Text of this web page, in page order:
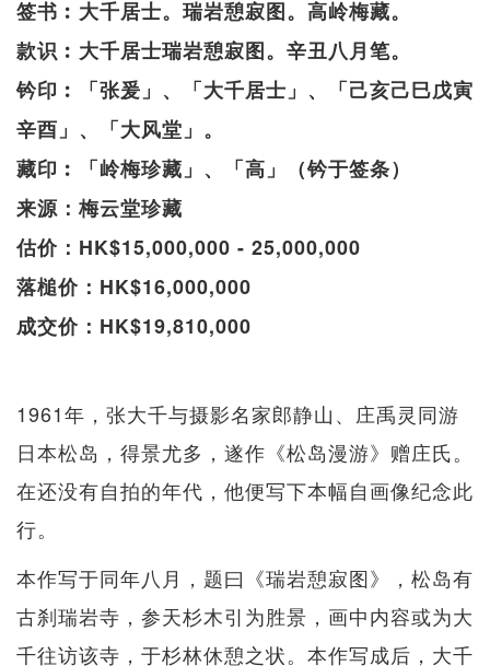
签书︰大千居士。瑞岩憩寂图。高岭梅藏。
款识︰大千居士瑞岩憩寂图。辛丑八月笔。
钤印︰「张爰」、「大千居士」、「己亥己巳戊寅
辛酉」、「大风堂」。
藏印︰「岭梅珍藏」、「高」（钤于签条）
来源：梅云堂珍藏
估价：HK$15,000,000 - 25,000,000
落槌价：HK$16,000,000
成交价：HK$19,810,000
1961年，张大千与摄影名家郎静山、庄禹灵同游
日本松岛，得景尤多，遂作《松岛漫游》赠庄氏。
在还没有自拍的年代，他便写下本幅自画像纪念此
行。
本作写于同年八月，题曰《瑞岩憩寂图》，松岛有
古刹瑞岩寺，参天杉木引为胜景，画中内容或为大
千往访该寺，于杉林休憩之状。本作写成后，大千